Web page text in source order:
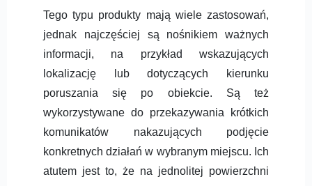
Tego typu produkty mają wiele zastosowań,
jednak najczęściej są nośnikiem ważnych
informacji, na przykład wskazujących
lokalizację lub dotyczących kierunku
poruszania się po obiekcie. Są też
wykorzystywane do przekazywania krótkich
komunikatów nakazujących podjęcie
konkretnych działań w wybranym miejscu. Ich
atutem jest to, że na jednolitej powierzchni